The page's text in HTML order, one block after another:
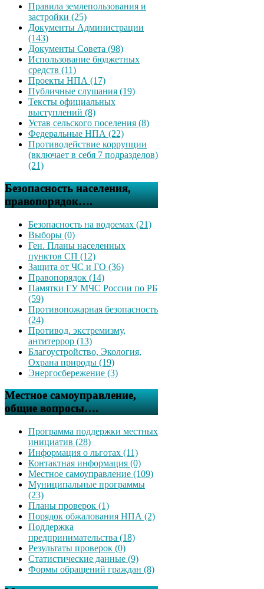
Правила землепользования и
застройки (25)
Документы Администрации
(143)
Документы Совета (98)
Использование бюджетных
средств (11)
Проекты НПА (17)
Публичные слушания (19)
Тексты официальных
выступлений (8)
Устав сельского поселения (8)
Федеральные НПА (22)
Противодействие коррупции
(включает в себя 7 подразделов)
(21)
Безопасность населения,
правопорядок….
Безопасность на водоемах (21)
Выборы (0)
Ген. Планы населенных
пунктов СП (12)
Защита от ЧС и ГО (36)
Правопорядок (14)
Памятки ГУ МЧС России по РБ
(59)
Противопожарная безопасность
(24)
Противод. экстремизму,
антитеррор (13)
Благоустройство, Экология,
Охрана природы (19)
Энергосбережение (3)
Местное самоуправление,
общие вопросы….
Программа поддержки местных
инициатив (28)
Информация о льготах (11)
Контактная информация (0)
Местное самоуправление (109)
Муниципальные программы
(23)
Планы проверок (1)
Порядок обжалования НПА (2)
Поддержка
предпринимательства (18)
Результаты проверок (0)
Статистические данные (9)
Формы обращений граждан (8)